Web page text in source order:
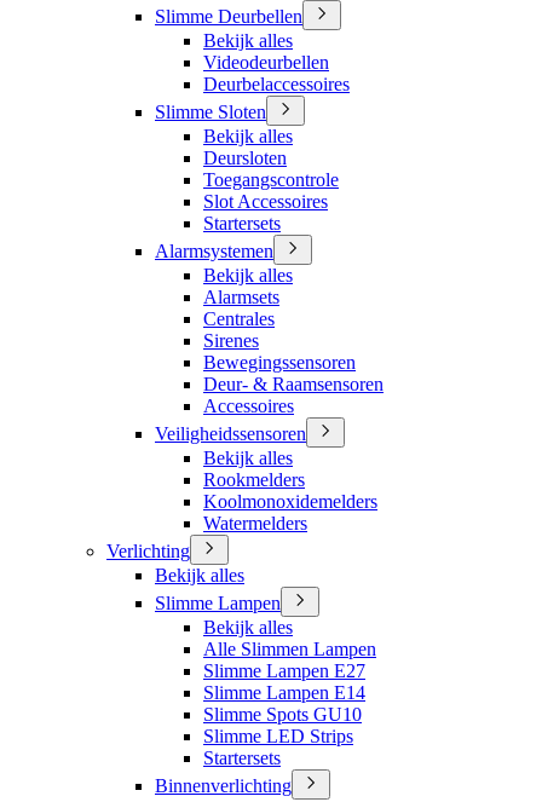
Slimme Deurbellen
Bekijk alles
Videodeurbellen
Deurbelaccessoires
Slimme Sloten
Bekijk alles
Deursloten
Toegangscontrole
Slot Accessoires
Startersets
Alarmsystemen
Bekijk alles
Alarmsets
Centrales
Sirenes
Bewegingssensoren
Deur- & Raamsensoren
Accessoires
Veiligheidssensoren
Bekijk alles
Rookmelders
Koolmonoxidemelders
Watermelders
Verlichting
Bekijk alles
Slimme Lampen
Bekijk alles
Alle Slimmen Lampen
Slimme Lampen E27
Slimme Lampen E14
Slimme Spots GU10
Slimme LED Strips
Startersets
Binnenverlichting